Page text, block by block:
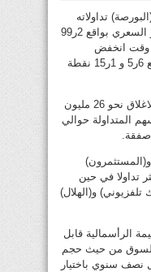
تداولاته
اليوم على انخفاض حاد في المؤشر السعري بواقع 2ر99
نقطة في وقت انخفض
المؤشران الوزني و(كويت 15) بواقع 6ر5 و 1ر15 نقطة
وبلغت قيمة الاسهم المتداولة عند الاغلاق نحو 26 مليون
المتداولة حوالي
تداولا في حين
و(الهلال)
للقيمة الرأسمالية قابل
15 شركة في السوق من حيث حجم
نصف سنوي باختيار